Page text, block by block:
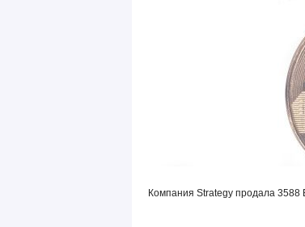
Компания Strategy продала